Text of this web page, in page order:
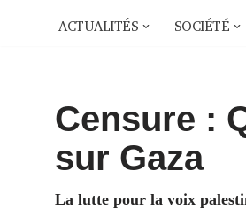
ACTUALITÉS SOCIÉTÉ
Censure :
sur Gaza
La lutte pour la voix